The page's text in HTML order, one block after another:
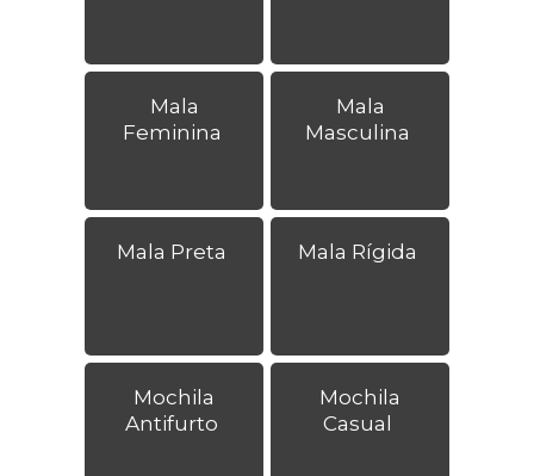
Mala
Feminina
Mala
Masculina
Mala Preta Mala Rígida
Mochila
Antifurto
Mochila
Casual